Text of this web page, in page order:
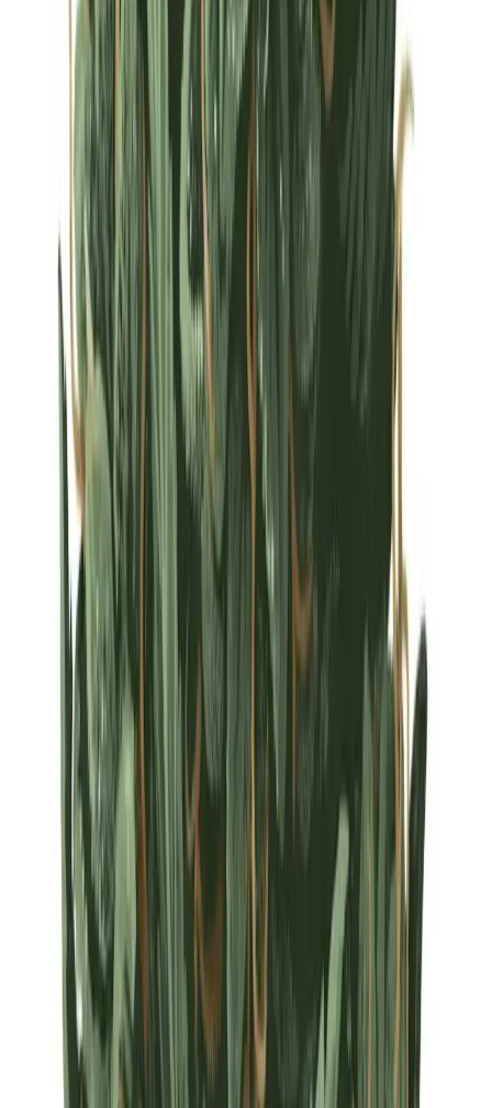
Strains
Sativa Strains Indica Strains Hybrid Strains
Standorte